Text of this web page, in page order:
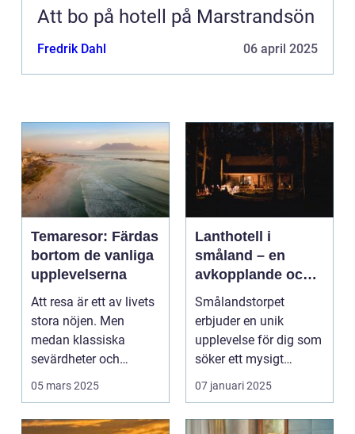
Att bo på hotell på Marstrandsön
Fredrik Dahl 06 april 2025
Temaresor: Färdas
bortom de vanliga
upplevelserna
Att resa är ett av livets
stora nöjen. Men
medan klassiska
sevärdheter och
typiska re...
05 mars 2025
Lanthotell i
småland – en
avkopplande och
hållbar vistelse på
smålandstorpet
Smålandstorpet
erbjuder en unik
upplevelse för dig som
söker ett mysigt
lanthotell i...
07 januari 2025